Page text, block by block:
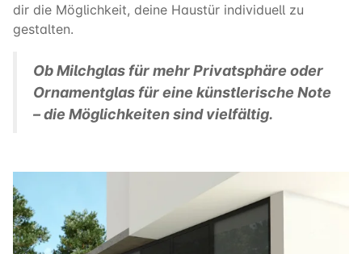
dir die Möglichkeit, deine Haustür individuell zu
gestalten.
Ob Milchglas für mehr Privatsphäre oder
Ornamentglas für eine künstlerische Note
– die Möglichkeiten sind vielfältig.